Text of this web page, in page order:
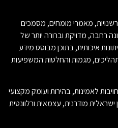
מאמרי מומחים, מסמכים
רחבה, מדויקת וברורה יותר של
איכותית, בתוכן מבוסס מידע
מגמות והחלטות המשפיעות
לאמינות, בהירות ועומק מקצועי
מודרנית, עצמאית ורלוונטית